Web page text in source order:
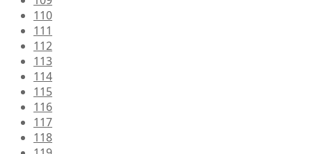
110
111
112
113
114
115
116
117
118